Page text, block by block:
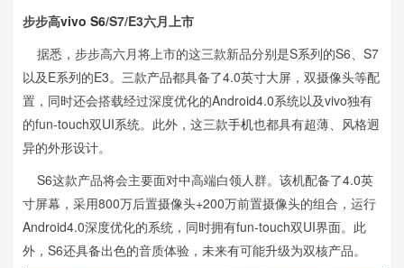
步步高vivo S6/S7/E3六月上市
据悉，步步高六月将上市的这三款新品分别是S系列的S6、S7
以及E系列的E3。三款产品都具备了4.0英寸大屏，双摄像头等配
置，同时还会搭载经过深度优化的Android4.0系统以及vivo独有
的fun-touch双UI系统。此外，这三款手机也都具有超薄、风格迥
异的外形设计。
S6这款产品将会主要面对中高端白领人群。该机配备了4.0英
寸屏幕，采用800万后置摄像头+200万前置摄像头的组合，运行
Android4.0深度优化的系统，同时拥有fun-touch双UI界面。此
外，S6还具备出色的音质体验，未来有可能升级为双核产品。